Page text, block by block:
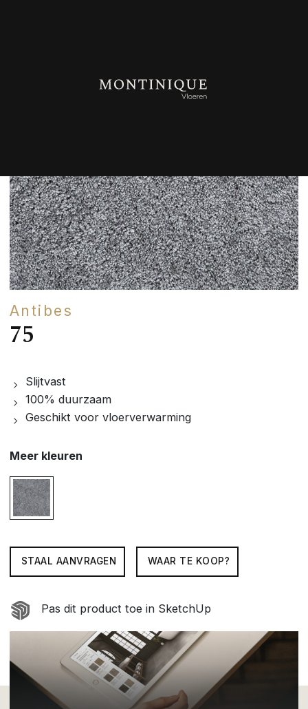
Antibes
75
Slijtvast
100% duurzaam
Geschikt voor vloerverwarming
Meer kleuren
STAAL AANVRAGEN WAAR TE KOOP?
Pas dit product toe in SketchUp